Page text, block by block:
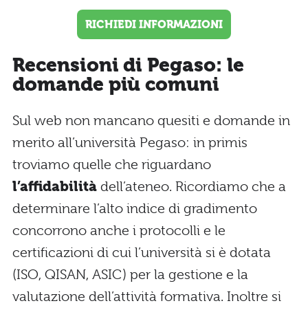
RICHIEDI INFORMAZIONI
Recensioni di Pegaso: le
domande più comuni
Sul web non mancano quesiti e domande in
merito all’università Pegaso: in primis
troviamo quelle che riguardano
l’affidabilità dell’ateneo. Ricordiamo che a
determinare l’alto indice di gradimento
concorrono anche i protocolli e le
certificazioni di cui l’università si è dotata
(ISO, QISAN, ASIC) per la gestione e la
valutazione dell’attività formativa. Inoltre si